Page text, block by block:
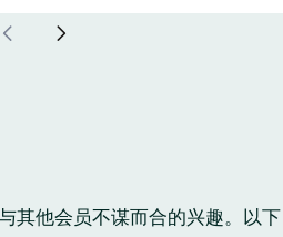
其他会员不谋而合的兴趣。以下